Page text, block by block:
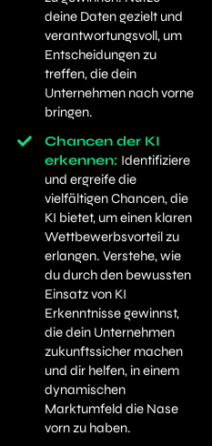
deine Daten gezielt und
verantwortungsvoll, um
Entscheidungen zu
treffen, die dein
Unternehmen nach vorne
bringen.
Chancen der KI
erkennen: Identifiziere
und ergreife die
vielfältigen Chancen, die
KI bietet, um einen klaren
Wettbewerbsvorteil zu
erlangen. Verstehe, wie
du durch den bewussten
Einsatz von KI
Erkenntnisse gewinnst,
die dein Unternehmen
zukunftssicher machen
und dir helfen, in einem
dynamischen
Marktumfeld die Nase
vorn zu haben.